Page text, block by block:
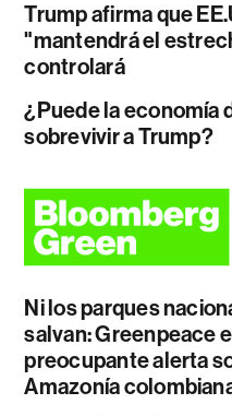
Trump afirma que
"mantendrá el
controlará
¿Puede la economía
sobrevivir a Trump?
Ni los parques
salvan: Greenpeace
preocupante alerta
Amazonía